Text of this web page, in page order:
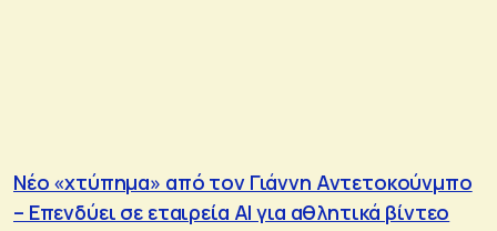
Νέο «χτύπημα» από τον Γιάννη Αντετοκούνμπο
– Επενδύει σε εταιρεία AI για αθλητικά βίντεο